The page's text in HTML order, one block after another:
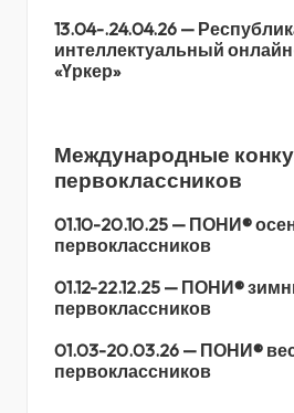
13.04-.24.04.26 —
интеллектуальный
«Үркер»
Международные
первоклассников
01.10-20.10.25 — ПОНИ®
первоклассников
01.12-22.12.25 — ПОНИ®
первоклассников
01.03-20.03.26 — ПОНИ®
первоклассников